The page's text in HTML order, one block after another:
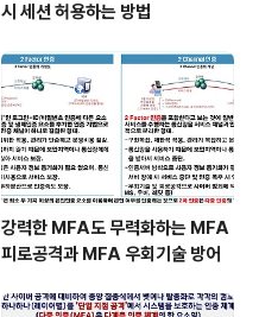
시 세션 허용하는 방법
강력한 MFA도 무력화하는 MFA
피로공격과 MFA 우회기술 방어